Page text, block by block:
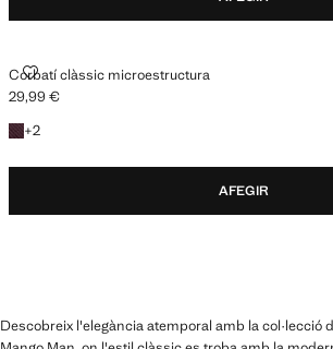
Corbatí clàssic microestructura
CORBATÍ CLÀSSIC MICROESTRUCTURA
Preu actual [29,99 € ]
29,99 €
+2
+2 colors
AFEGIR
Descobreix l'elegància atemporal amb la col·lecció